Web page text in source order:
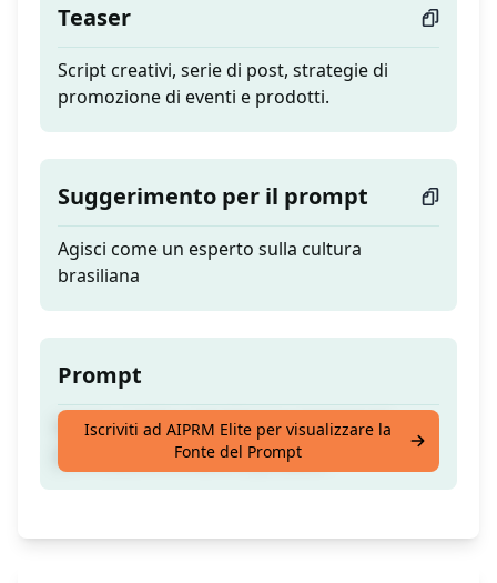
Teaser
Script creativi, serie di post, strategie di
promozione di eventi e prodotti.
Suggerimento per il prompt
Agisci come un esperto sulla cultura
brasiliana
Prompt
Script creativi, serie di post, strategie di
promozione di eventi e prodotti.
Iscriviti ad AIPRM Elite per visualizzare la
Fonte del Prompt